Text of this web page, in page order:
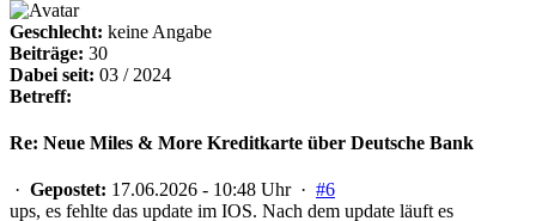
Geschlecht: keine Angabe
Beiträge: 30
Dabei seit: 03 / 2024
Betreff:
Re: Neue Miles & More Kreditkarte über Deutsche Bank
· Gepostet: 17.06.2026 - 10:48 Uhr · #6
ups, es fehlte das update im IOS. Nach dem update läuft es